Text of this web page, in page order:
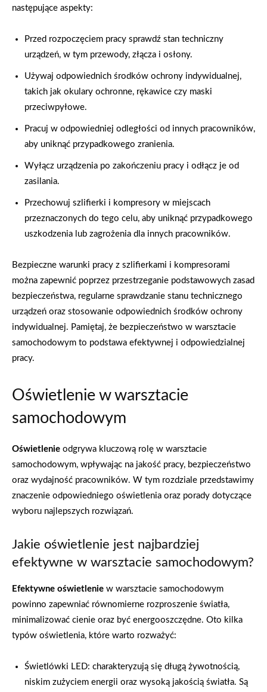
następujące aspekty:
Przed rozpoczęciem pracy sprawdź stan techniczny
urządzeń, w tym przewody, złącza i osłony.
Używaj odpowiednich środków ochrony indywidualnej,
takich jak okulary ochronne, rękawice czy maski
przeciwpyłowe.
Pracuj w odpowiedniej odległości od innych pracowników,
aby uniknąć przypadkowego zranienia.
Wyłącz urządzenia po zakończeniu pracy i odłącz je od
zasilania.
Przechowuj szlifierki i kompresory w miejscach
przeznaczonych do tego celu, aby uniknąć przypadkowego
uszkodzenia lub zagrożenia dla innych pracowników.
Bezpieczne warunki pracy z szlifierkami i kompresorami
można zapewnić poprzez przestrzeganie podstawowych zasad
bezpieczeństwa, regularne sprawdzanie stanu technicznego
urządzeń oraz stosowanie odpowiednich środków ochrony
indywidualnej. Pamiętaj, że bezpieczeństwo w warsztacie
samochodowym to podstawa efektywnej i odpowiedzialnej
pracy.
Oświetlenie w warsztacie
samochodowym
Oświetlenie odgrywa kluczową rolę w warsztacie
samochodowym, wpływając na jakość pracy, bezpieczeństwo
oraz wydajność pracowników. W tym rozdziale przedstawimy
znaczenie odpowiedniego oświetlenia oraz porady dotyczące
wyboru najlepszych rozwiązań.
Jakie oświetlenie jest najbardziej
efektywne w warsztacie samochodowym?
Efektywne oświetlenie w warsztacie samochodowym
powinno zapewniać równomierne rozproszenie światła,
minimalizować cienie oraz być energooszczędne. Oto kilka
typów oświetlenia, które warto rozważyć:
Świetlówki LED: charakteryzują się długą żywotnością,
niskim zużyciem energii oraz wysoką jakością światła. Są